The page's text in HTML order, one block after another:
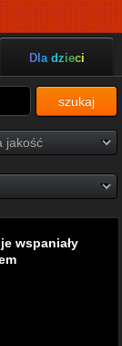
Dla dzieci
szukaj
wspaniały